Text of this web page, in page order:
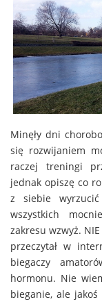
Minęły dni
się rozwijaniem
raczej treningi
jednak opiszę co
z siebie
wszystkich
zakresu wzwyż. NIE
przeczytał w
biegaczy
hormonu. Nie
bieganie, ale